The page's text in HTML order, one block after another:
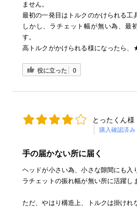
ません。
最初の一発目はトルクのかけられる工
しかし、ラチェット幅が無い為、最
す。
高トルクがかけられる様になったら、
役に立った 0
とったくん様
購入確認済み
手の届かない所に届く
ヘッドが小さい為、小さな隙間にも入
ラチェットの振れ幅が無い所に活躍し
ただ、やはり構造上、トルクは掛けれ